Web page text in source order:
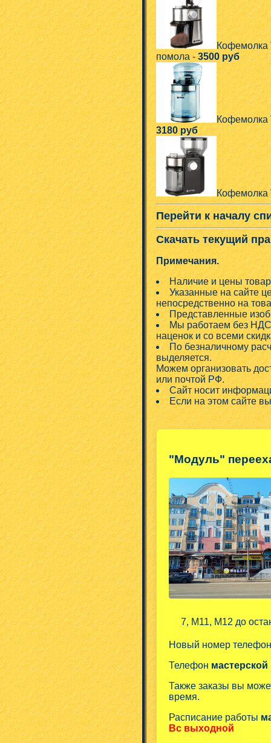
Кофемолка
помола -3500 руб
Кофемолка
3180 руб
Кофемолка
Перейти к началу
Скачать текущий
Примечания.
Наличие и цены
Указанные на сайте
непосредственно на
Представленные
Мы работаем без
наценок и со всеми
По безналичному
выделяется.
Можем организовать
или почтой РФ.
Сайт носит
Если на этом сайте
"Модуль"
7, М11, М12 до
Новый номер
Телефон
Также заказы вы
время.
Расписание работы
Вс выходной